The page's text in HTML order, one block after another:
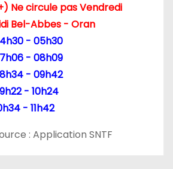
Ne circule pas Vendredi
Bel-Abbes - Oran
- 05h30
- 08h09
- 09h42
- 10h24
- 11h42
: Application SNTF